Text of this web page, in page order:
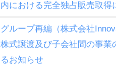
内における完全独占販売取得
グループ再編（株式会社
株式譲渡及び子会社間の事業
るお知らせ